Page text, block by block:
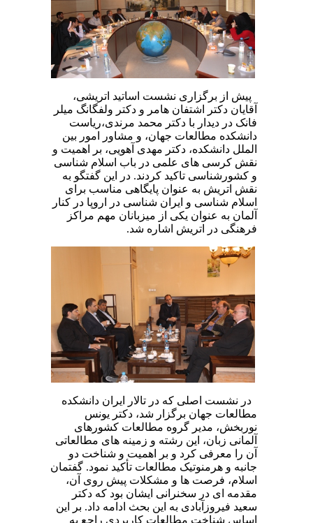
پیش از برگزاری نشست اساتید اتریشی،
آقایان دکتر اشتفان هامر و دکتر ولفگانگ میلر
فانک در دیدار با دکتر محمد مرندی،ریاست
دانشکده مطالعات جهان، و مشاور امور بین
الملل دانشکده، دکتر مهدی آهویی، بر اهمیت و
نقش کرسی های علمی در باب اسلام شناسی
و کشورشناسی تاکید کردند. در این گفتگو به
نقش اتریش به عنوان پایگاهی مناسب برای
اسلام شناسی و ایران شناسی در اروپا در کنار
آلمان به عنوان یکی از میزبانان مهم مراکز
فرهنگی در اتریش اشاره شد.
در نشست اصلی که در تالار ایران دانشکده
مطالعات جهان برگزار شد، دکتر یونس
نوربخش، مدیر گروه مطالعات کشورهای
آلمانی زبان، این رشته و زمینه های مطالعاتی
آن را معرفی کرد و بر اهمیت و شناخت دو
جانبه و هرمنوتیک مطالعات تأکید نمود. گفتمان
اسلام، فرصت ها و مشکلات پیش روی آن،
مقدمه ای در سخنرانی ایشان بود که دکتر
سعید فیروزآبادی به این بحث ادامه داد. بر این
اساس شناخت مطالعات کاربردی راجع به